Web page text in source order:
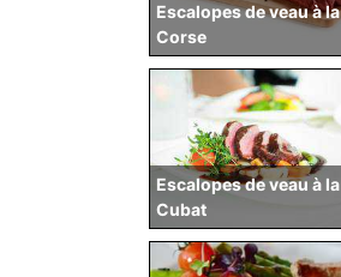
Escalopes de veau à la
Corse
Escalopes de veau à la
Cubat